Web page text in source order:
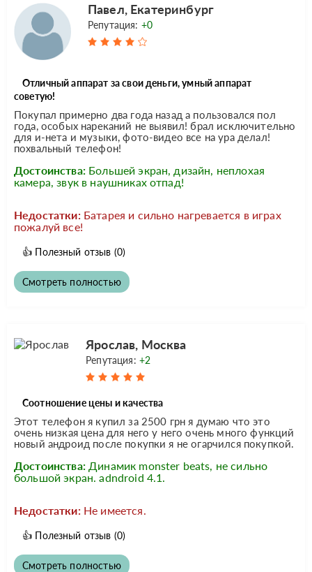
Павел, Екатеринбург
Репутация: +0
Отличный аппарат за свои деньги, умный аппарат
советую!
Покупал примерно два года назад а пользовался пол
года, особых нареканий не выявил! брал исключительно
для и-нета и музыки, фото-видео все на ура делал!
похвальный телефон!
Достоинства: Большей экран, дизайн, неплохая
камера, звук в наушниках отпад!
Недостатки: Батарея и сильно нагревается в играх
пожалуй все!
👍 Полезный отзыв (0)
Смотреть полностью
Ярослав, Москва
Репутация: +2
Соотношение цены и качества
Этот телефон я купил за 2500 грн я думаю что это
очень низкая цена для него у него очень много функций
новый андроид после покупки я не огарчился покупкой.
Достоинства: Динамик monster beats, не сильно
большой экран. adndroid 4.1.
Недостатки: Не имеется.
👍 Полезный отзыв (0)
Смотреть полностью